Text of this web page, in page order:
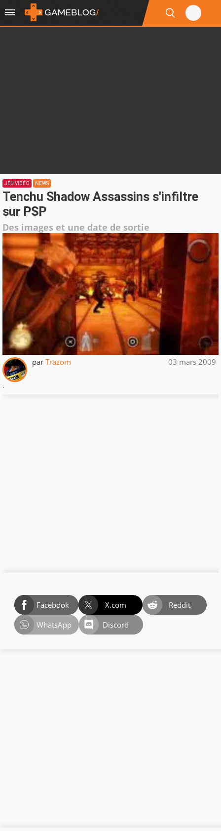
JEU VIDÉO NEWS
Tenchu Shadow Assassins s'infiltre
sur PSP
Des images et une date de sortie
par Trazom 03 mars 2009
.
Facebook X.com
Reddit
WhatsApp
Discord